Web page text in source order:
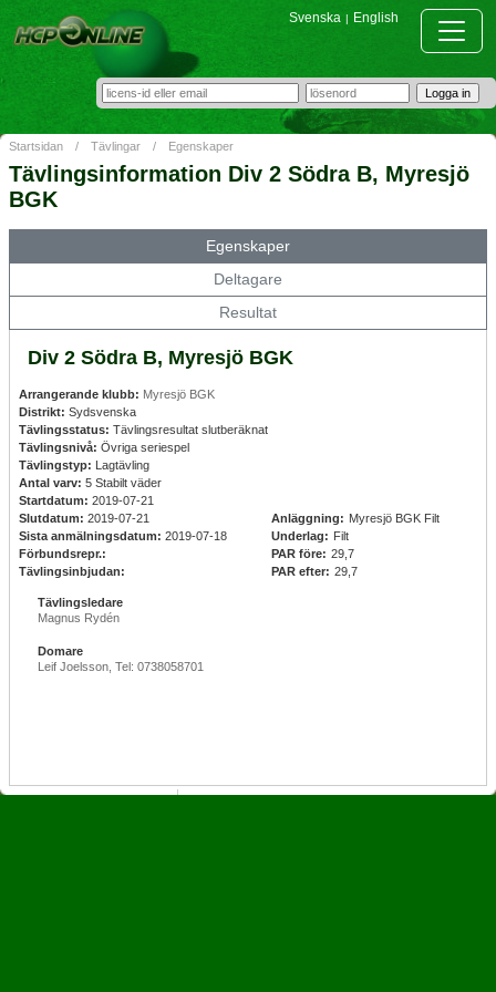
Svenska | English
Startsidan / Tävlingar / Egenskaper
Tävlingsinformation Div 2 Södra B, Myresjö
BGK
Egenskaper
Deltagare
Resultat
Div 2 Södra B, Myresjö BGK
Arrangerande klubb: Myresjö BGK
Distrikt: Sydsvenska
Tävlingsstatus: Tävlingsresultat slutberäknat
Tävlingsnivå: Övriga seriespel
Tävlingstyp: Lagtävling
Antal varv: 5 Stabilt väder
Startdatum: 2019-07-21
Slutdatum: 2019-07-21
Sista anmälningsdatum: 2019-07-18
Förbundsrepr.:
Tävlingsinbjudan:
Anläggning: Myresjö BGK Filt
Underlag: Filt
PAR före: 29,7
PAR efter: 29,7
Tävlingsledare
Magnus Rydén
Domare
Leif Joelsson, Tel: 0738058701